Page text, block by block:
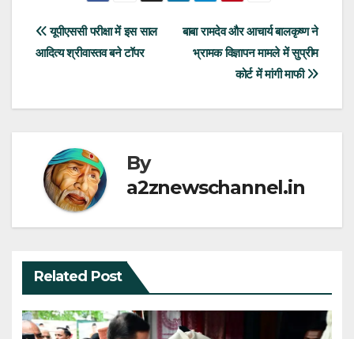
Post
navigation
बाबा रामदेव और आचार्य बालकृष्ण ने
भ्रामक विज्ञापन मामले में सुप्रीम
कोर्ट में मांगी माफी
यूपीएससी परीक्षा में इस साल
आदित्य श्रीवास्तव बने टॉपर
By
a2znewschannel.in
Related Post